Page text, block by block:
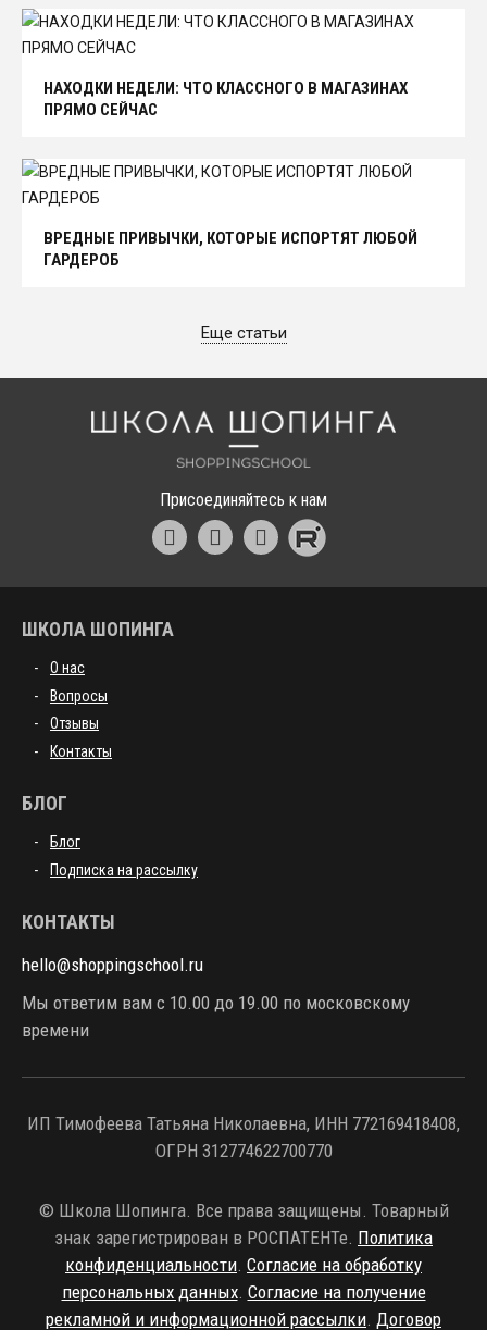
НАХОДКИ НЕДЕЛИ: ЧТО КЛАССНОГО В МАГАЗИНАХ
ПРЯМО СЕЙЧАС
ВРЕДНЫЕ ПРИВЫЧКИ, КОТОРЫЕ ИСПОРТЯТ ЛЮБОЙ
ГАРДЕРОБ
Еще статьи
Присоединяйтесь к нам
ШКОЛА ШОПИНГА
О нас
Вопросы
Отзывы
Контакты
БЛОГ
Блог
Подписка на рассылку
КОНТАКТЫ
hello@shoppingschool.ru
Мы ответим вам с 10.00 до 19.00 по московскому
времени
ИП Тимофеева Татьяна Николаевна, ИНН 772169418408,
ОГРН 312774622700770
© Школа Шопинга. Все права защищены. Товарный
знак зарегистрирован в РОСПАТЕНТе. Политика
конфиденциальности Согласие на обработку
персональных данных. Согласие на получение
рекламной и информационной рассылки Договор